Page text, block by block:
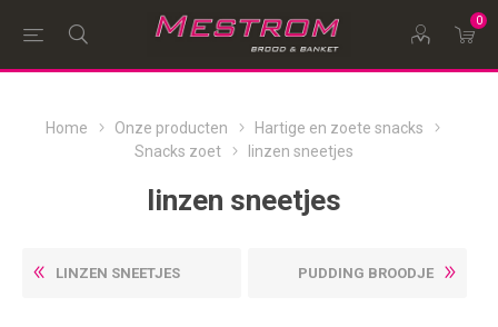
0
Home Onze producten
Hartige en zoete snacks
Snacks zoet
linzen sneetjes
linzen sneetjes
LINZEN SNEETJES PUDDING BROODJE